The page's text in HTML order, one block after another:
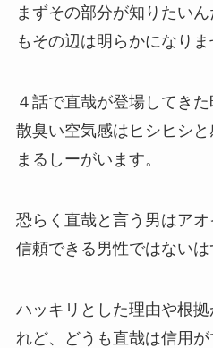
まずその部分が知りたい
もその辺は明らかになり
４話で直哉が登場してき
散臭い空気感はヒシヒシ
まるしーがいます。
恐らく直哉と言う男はア
信頼できる男性ではないは
ハッキリとした理由や根
れど、どうも直哉は信用が